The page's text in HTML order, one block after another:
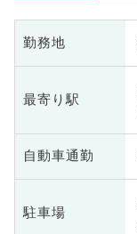
勤務地
最寄り駅
自動車通勤
駐車場